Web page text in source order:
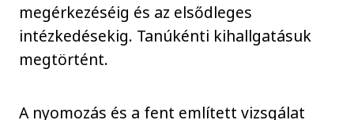
megérkezéséig és az elsődleges
intézkedésekig. Tanúkénti kihallgatásuk
megtörtént.
A nyomozás és a fent említett vizsgálat